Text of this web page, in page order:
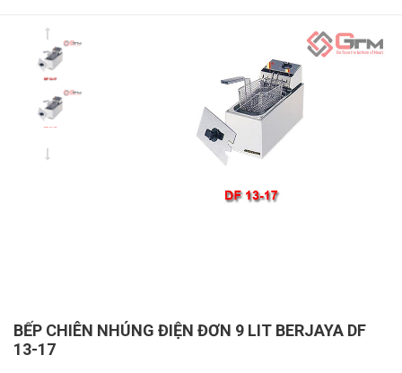
BẾP CHIÊN NHÚNG ĐIỆN ĐƠN 9 LIT BERJAYA DF
13-17